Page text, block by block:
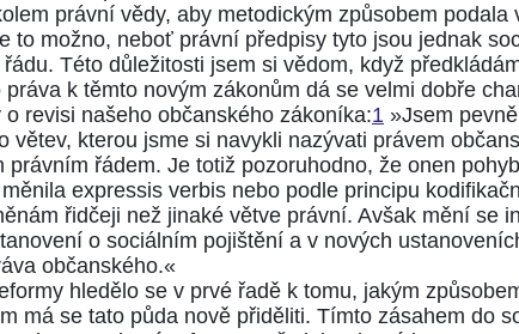
právní vědy, aby metodickým způsobem
to možno, neboť právní předpisy tyto jsou jednak
Této důležitosti jsem si vědom, když
k těmto novým zákonům dá se velmi dobře
revisi našeho občanského zákoníka:1 »Jsem
větev, kterou jsme si navykli nazývati právem
právním řádem. Je totiž pozoruhodno, že onen
expressis verbis nebo podle principu
řidčeji než jinaké větve právní. Avšak mění se
o sociálním pojištění a v nových
občanského.«
hledělo se v prvé řadě k tomu, jakým
má se tato půda nově přiděliti. Tímto zásahem do